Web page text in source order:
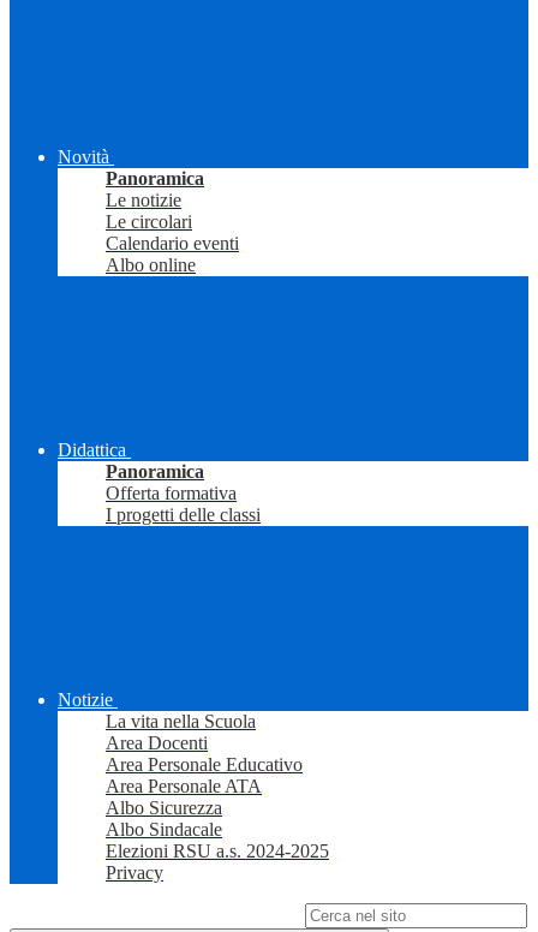
Novità
Panoramica
Le notizie
Le circolari
Calendario eventi
Albo online
Didattica
Panoramica
Offerta formativa
I progetti delle classi
Notizie
La vita nella Scuola
Area Docenti
Area Personale Educativo
Area Personale ATA
Albo Sicurezza
Albo Sindacale
Elezioni RSU a.s. 2024-2025
Privacy